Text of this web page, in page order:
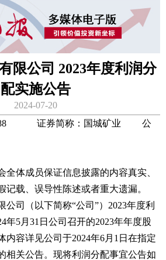
限公司 2023年度利润分
配实施公告
2024-07-20
证券简称：国城矿业 公
体成员保证信息披露的内容真实、
记载、误导性陈述或者重大遗漏。
司（以下简称“公司”）2023年度利
年5月31日公司召开的2023年年度股
内容详见公司于2024年6月1日在指定
相关公告。现将利润分配事宜公告如